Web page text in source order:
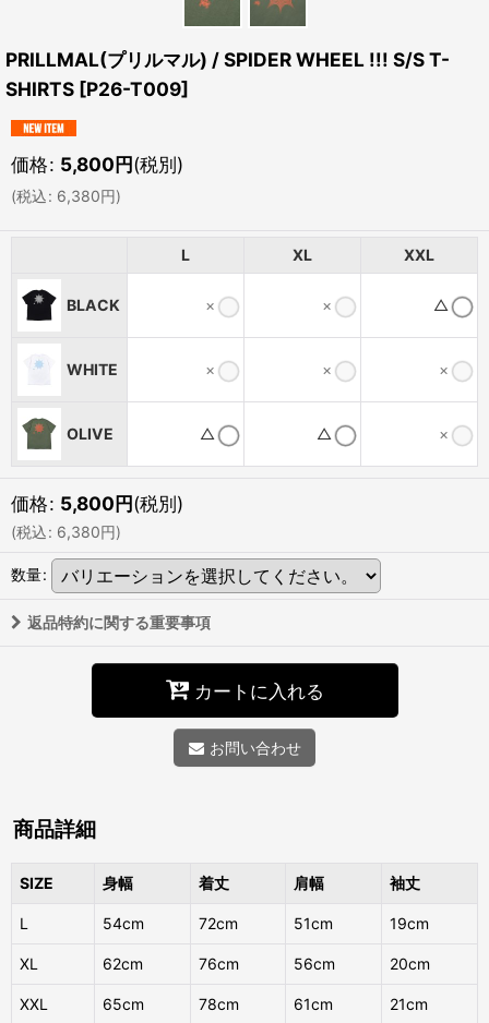
PRILLMAL(プリルマル) / SPIDER WHEEL !!! S/S T-
SHIRTS [P26-T009]
価格: 5,800円(税別)
(税込: 6,380円)
L XL XXL
BLACK × × △
WHITE × × ×
OLIVE △ △ ×
価格: 5,800円(税別)
(税込: 6,380円)
数量:
返品特約に関する重要事項
カートに入れる
お問い合わせ
商品詳細
SIZE 身幅 着丈 肩幅 袖丈
L 54cm 72cm 51cm 19cm
XL 62cm 76cm 56cm 20cm
XXL 65cm 78cm 61cm 21cm